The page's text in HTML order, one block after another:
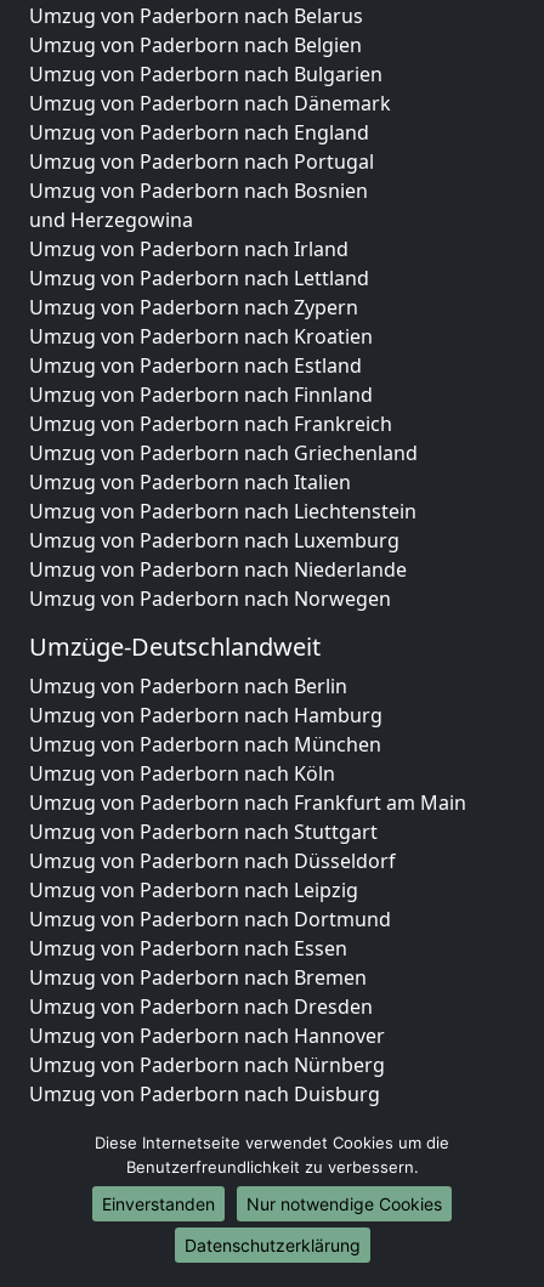
Umzug von Paderborn nach Belarus
Umzug von Paderborn nach Belgien
Umzug von Paderborn nach Bulgarien
Umzug von Paderborn nach Dänemark
Umzug von Paderborn nach England
Umzug von Paderborn nach Portugal
Umzug von Paderborn nach Bosnien
und Herzegowina
Umzug von Paderborn nach Irland
Umzug von Paderborn nach Lettland
Umzug von Paderborn nach Zypern
Umzug von Paderborn nach Kroatien
Umzug von Paderborn nach Estland
Umzug von Paderborn nach Finnland
Umzug von Paderborn nach Frankreich
Umzug von Paderborn nach Griechenland
Umzug von Paderborn nach Italien
Umzug von Paderborn nach Liechtenstein
Umzug von Paderborn nach Luxemburg
Umzug von Paderborn nach Niederlande
Umzug von Paderborn nach Norwegen
Umzüge-Deutschlandweit
Umzug von Paderborn nach Berlin
Umzug von Paderborn nach Hamburg
Umzug von Paderborn nach München
Umzug von Paderborn nach Köln
Umzug von Paderborn nach Frankfurt am Main
Umzug von Paderborn nach Stuttgart
Umzug von Paderborn nach Düsseldorf
Umzug von Paderborn nach Leipzig
Umzug von Paderborn nach Dortmund
Umzug von Paderborn nach Essen
Umzug von Paderborn nach Bremen
Umzug von Paderborn nach Dresden
Umzug von Paderborn nach Hannover
Umzug von Paderborn nach Nürnberg
Umzug von Paderborn nach Duisburg
Umzug von Paderborn nach Wuppertal
Umzug von Paderborn nach Bielefeld
Umzug von Paderborn nach Bonn
Umzug von Paderborn nach Münster
Diese Internetseite verwendet Cookies um die
Benutzerfreundlichkeit zu verbessern.
Einverstanden
Nur notwendige Cookies
Datenschutzerklärung